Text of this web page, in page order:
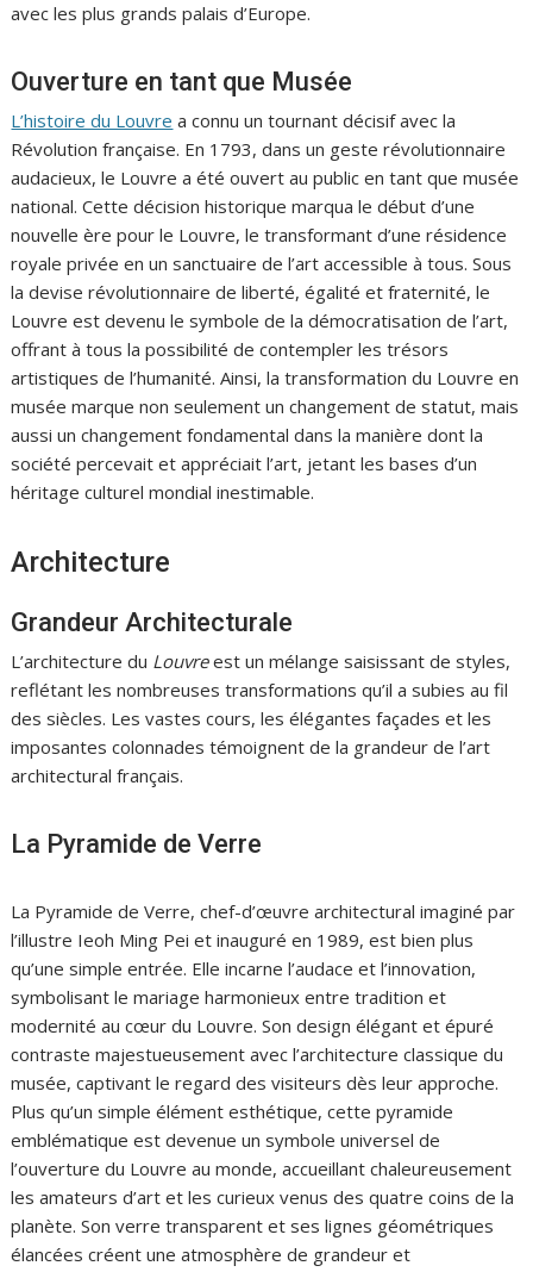
avec les plus grands palais d’Europe.
Ouverture en tant que Musée
L’histoire du Louvre a connu un tournant décisif avec la
Révolution française. En 1793, dans un geste révolutionnaire
audacieux, le Louvre a été ouvert au public en tant que musée
national. Cette décision historique marqua le début d’une
nouvelle ère pour le Louvre, le transformant d’une résidence
royale privée en un sanctuaire de l’art accessible à tous. Sous
la devise révolutionnaire de liberté, égalité et fraternité, le
Louvre est devenu le symbole de la démocratisation de l’art,
offrant à tous la possibilité de contempler les trésors
artistiques de l’humanité. Ainsi, la transformation du Louvre en
musée marque non seulement un changement de statut, mais
aussi un changement fondamental dans la manière dont la
société percevait et appréciait l’art, jetant les bases d’un
héritage culturel mondial inestimable.
Architecture
Grandeur Architecturale
L’architecture du Louvreest un mélange saisissant de styles,
reflétant les nombreuses transformations qu’il a subies au fil
des siècles. Les vastes cours, les élégantes façades et les
imposantes colonnades témoignent de la grandeur de l’art
architectural français.
La Pyramide de Verre
La Pyramide de Verre, chef-d’œuvre architectural imaginé par
l’illustre Ieoh Ming Pei et inauguré en 1989, est bien plus
qu’une simple entrée. Elle incarne l’audace et l’innovation,
symbolisant le mariage harmonieux entre tradition et
modernité au cœur du Louvre. Son design élégant et épuré
contraste majestueusement avec l’architecture classique du
musée, captivant le regard des visiteurs dès leur approche.
Plus qu’un simple élément esthétique, cette pyramide
emblématique est devenue un symbole universel de
l’ouverture du Louvre au monde, accueillant chaleureusement
les amateurs d’art et les curieux venus des quatre coins de la
planète. Son verre transparent et ses lignes géométriques
élancées créent une atmosphère de grandeur et